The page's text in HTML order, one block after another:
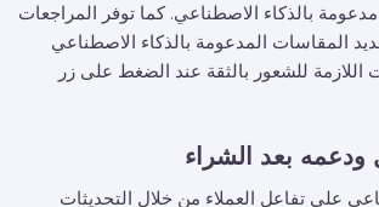
بالذكاء الاصطناعي. كما توفر المراجعات
المقاسات المدعومة بالذكاء الاصطناعي
اللازمة للشعور بالثقة عند الضغط على زر
على تفاعل العملاء من خلال التحديثات